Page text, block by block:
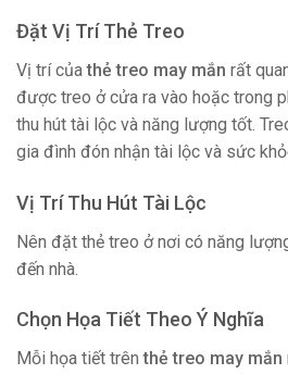
Đặt Vị Trí Thẻ Treo
Vị trí củathẻ treo may mắn rất
được treo ở cửa ra vào hoặc trong
thu hút tài lộc và năng lượng tốt.
gia đình đón nhận tài lộc và sức
Vị Trí Thu Hút Tài Lộc
Nên đặt thẻ treo ở nơi có năng
đến nhà.
Chọn Họa Tiết Theo Ý Nghĩa
Mỗi họa tiết trênthẻ treo may mắn